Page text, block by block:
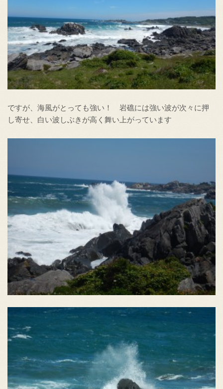
ですが、海風がとっても強い！ 岩礁には強い波が次々に押
し寄せ、白い波しぶきが高く舞い上がっています